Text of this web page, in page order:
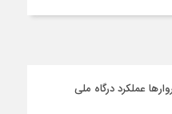
عملکرد درگاه ملی